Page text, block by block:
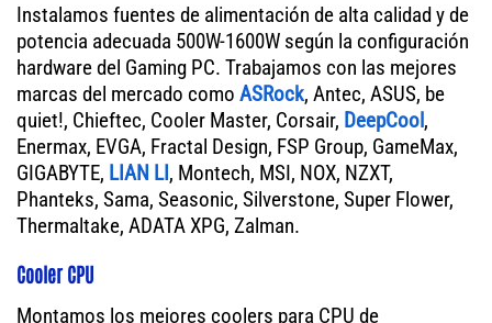
Instalamos fuentes de alimentación de alta calidad y de
potencia adecuada 500W-1600W según la configuración
hardware del Gaming PC. Trabajamos con las mejores
marcas del mercado como ASRock, Antec, ASUS, be
quiet!, Chieftec, Cooler Master, Corsair, DeepCool,
Enermax, EVGA, Fractal Design, FSP Group, GameMax,
GIGABYTE, LIAN LI, Montech, MSI, NOX, NZXT,
Phanteks, Sama, Seasonic, Silverstone, Super Flower,
Thermaltake, ADATA XPG, Zalman.
Cooler CPU
Montamos los mejores coolers para CPU de